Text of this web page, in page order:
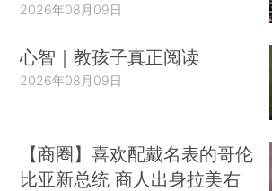
2026年08月09日
心智｜教孩子真正阅读
2026年08月09日
【商圈】喜欢配戴名表的哥伦
比亚新总统 商人出身拉美右